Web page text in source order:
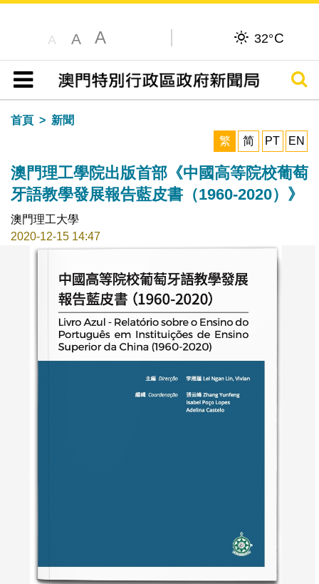
A A A 32°C
目錄
搜尋
首頁
新聞
繁
简 PT EN
澳門理工學院出版首部《中國高等院校葡萄
牙語教學發展報告藍皮書（1960-2020）》
澳門理工大學
2020-12-15 14:47